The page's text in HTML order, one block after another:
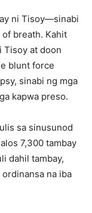
ni Tisoy—sinabi
breath. Kahit
Tisoy at doon
blunt force
sinabi ng mga
kapwa preso.
sa sinusunod
7,300 tambay
dahil tambay,
na iba